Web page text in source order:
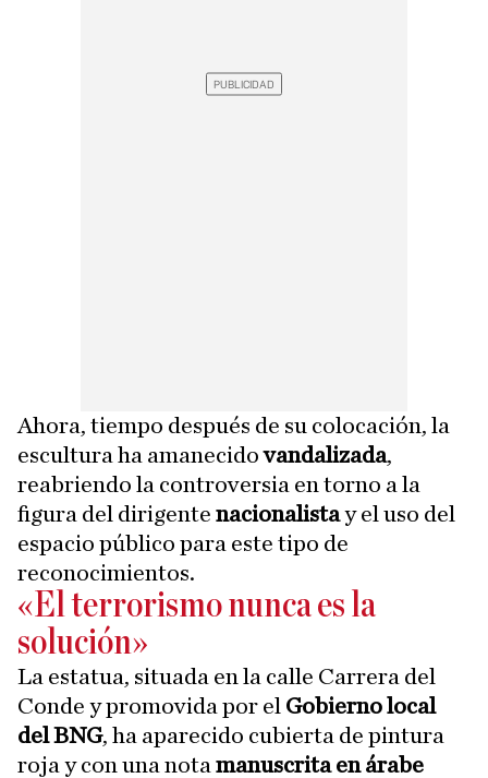
Ahora, tiempo después de su colocación, la
escultura ha amanecidovandalizada,
reabriendo la controversia en torno a la
figura del dirigente nacionalistay el uso del
espacio público para este tipo de
reconocimientos.
«El terrorismo nunca es la
solución»
La estatua, situada en la calle Carrera del
Conde y promovida por el Gobierno local
del BNG, ha aparecido cubierta de pintura
roja y con una nota manuscrita en árabe